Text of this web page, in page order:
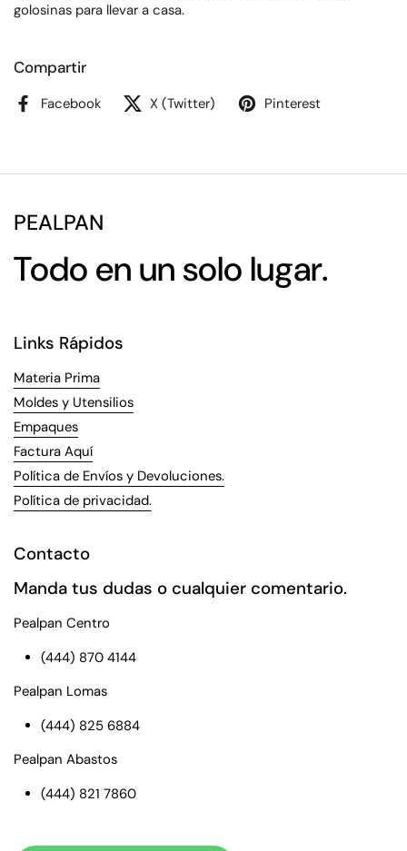
golosinas para llevar a casa.
Compartir
Facebook X (Twitter) Pinterest
PEALPAN
Todo en un solo lugar.
Links Rápidos
Materia Prima
Moldes y Utensilios
Empaques
Factura Aquí
Política de Envíos y Devoluciones.
Política de privacidad.
Contacto
Manda tus dudas o cualquier comentario.
Pealpan Centro
(444) 870 4144
Pealpan Lomas
(444) 825 6884
Pealpan Abastos
(444) 821 7860